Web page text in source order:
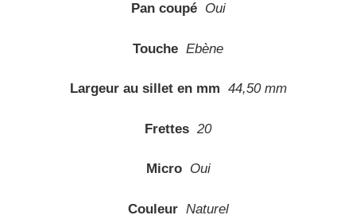
Pan coupé Oui
Touche Ebène
Largeur au sillet en mm 44,50 mm
Frettes 20
Micro Oui
Couleur Naturel